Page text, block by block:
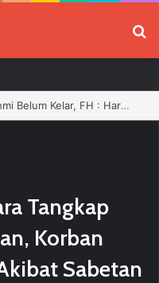
Izin Operasional PKS PT. Aburahmi Belum Kelar, FH : Harusnya Tidak Boleh Bergerak Sebelum Dilengkapi
Tangkap
Korban
Sabetan